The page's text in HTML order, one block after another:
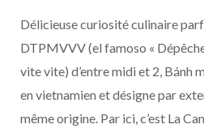
Délicieuse curiosité culinaire
DTPMVVV (el famoso «
vite vite) d’entre midi et 2, Bánh
en vietnamien et désigne par
même origine. Par ici, c’est La